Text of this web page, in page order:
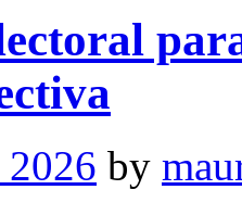
by